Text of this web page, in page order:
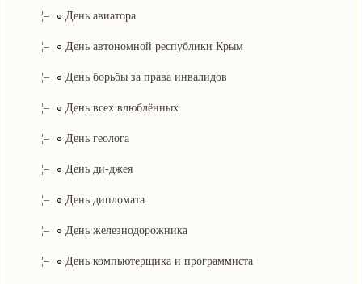
¦– День авиатора
¦– День автономной республики Крым
¦– День борьбы за права инвалидов
¦– День всех влюблённых
¦– День геолога
¦– День ди-джея
¦– День дипломата
¦– День железнодорожника
¦– День компьютерщика и программиста